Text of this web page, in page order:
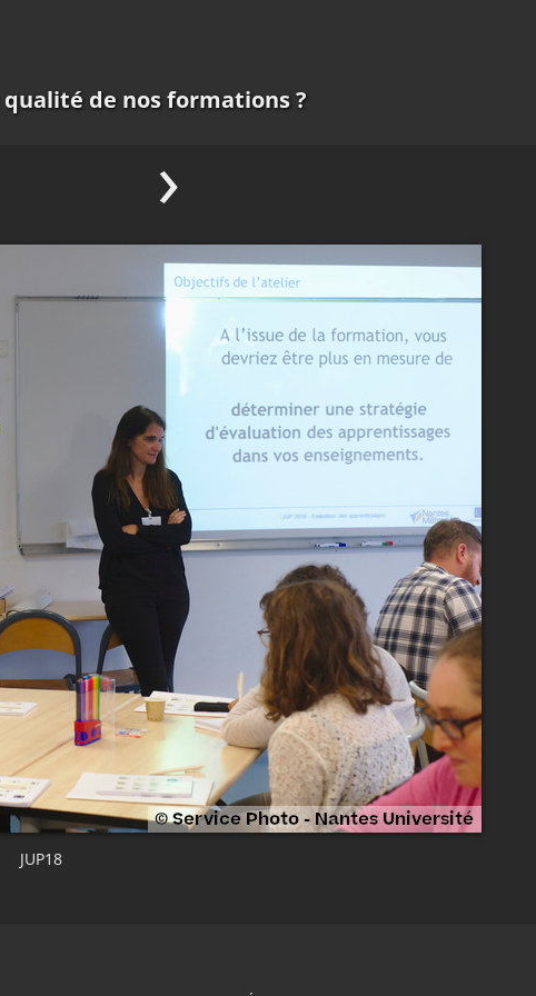
qualité de nos formations ?
›
JUP18